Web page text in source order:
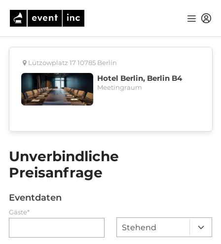
Lützowplatz 17 10785 Berlin
Hotel Berlin, Berlin B4
Meetingraum
Unverbindliche
Preisanfrage
Eventdaten
Gäste*